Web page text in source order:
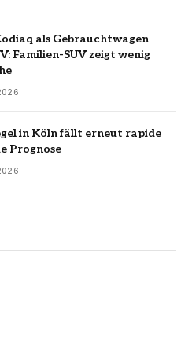
als Gebrauchtwagen
Familien-SUV zeigt wenig
in Köln fällt erneut rapide
Prognose